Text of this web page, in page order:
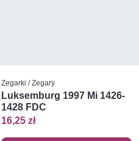
Zegarki / Zegary
Luksemburg 1997 Mi 1426-
1428 FDC
16,25 zł